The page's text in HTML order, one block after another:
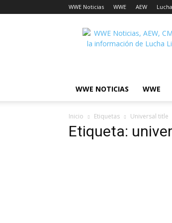
WWE Noticias WWE AEW
Lucha
WWE NOTICIAS WWE
Inicio Etiquetas Universal title
Etiqueta: